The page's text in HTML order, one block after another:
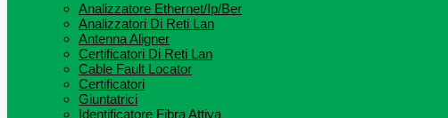
Analizzatore Ethernet/Ip/Ber
Analizzatori Di Reti Lan
Antenna Aligner
Certificatori Di Reti Lan
Cable Fault Locator
Certificatori
Giuntatrici
Identificatore Fibra Attiva